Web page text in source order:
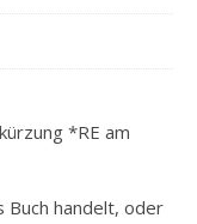
*RE am
Buch handelt, oder